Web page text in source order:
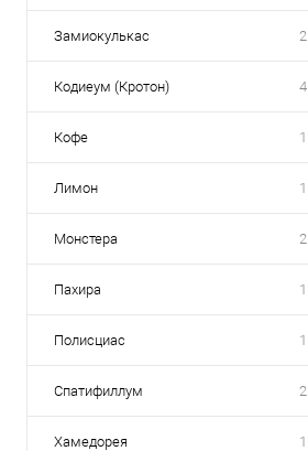
Замиокулькас 2
Кодиеум (Кротон) 4
Кофе 1
Лимон 1
Монстера 2
Пахира 1
Полисциас 1
Спатифиллум 2
Хамедорея 1